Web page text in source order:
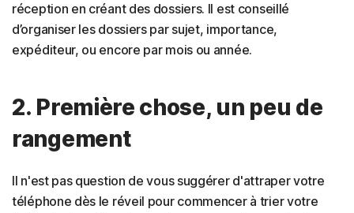
réception en créant des dossiers. Il est conseillé
d’organiser les dossiers par sujet, importance,
expéditeur, ou encore par mois ou année.
2. Première chose, un peu de
rangement
Il n'est pas question de vous suggérer d'attraper votre
téléphone dès le réveil pour commencer à trier votre